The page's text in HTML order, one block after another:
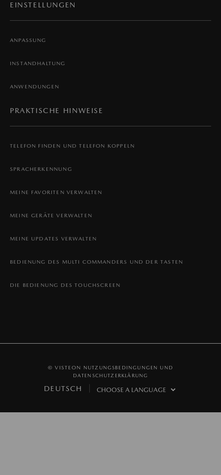
EINSTELLUNGEN
ANPASSUNG
INSTANDHALTUNG
ANWENDUNGEN
PRAKTISCHE HINWEISE
TELEFON FINDEN UND TELEFON KOPPELN
SPRACHERKENNUNG
MEINE FAVORITEN VERWALTEN
MEINE GERÄTE VERWALTEN
MEINE UPDATES VERWALTEN
BEDIENUNG DES MULTI COMMANDERS UND DER TASTEN
DIE BEDIENUNG DES TOUCHSCREEN
© VISTEON NUTZUNGSBEDINGUNGEN UND
DATENSCHUTZERKLÄRUNG
DEUTSCH